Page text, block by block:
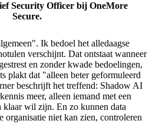
Security Officer bij OneMore
Secure.
Ik bedoel het alledaagse
verschijnt. Dat ontstaat wanneer
en zonder kwade bedoelingen,
plakt dat "alleen beter geformuleerd
beschrijft het treffend: Shadow AI
meer, alleen iemand met een
wil zijn. En zo kunnen data
organisatie niet kan zien, controleren